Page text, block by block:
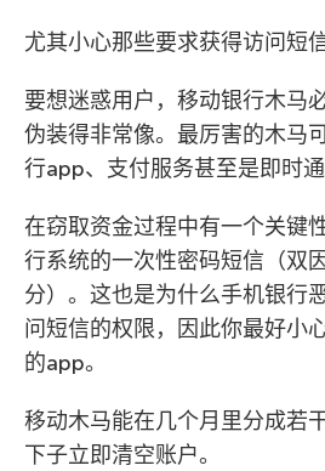
尤其小心那些要求获得访问短
要想迷惑用户，移动银行木马
伪装得非常像。最厉害的木马
行app、支付服务甚至是即时通
在窃取资金过程中有一个关键
行系统的一次性密码短信（双
分）。这也是为什么手机银行
问短信的权限，因此你最好小
的app。
移动木马能在几个月里分成若
下子立即清空账户。